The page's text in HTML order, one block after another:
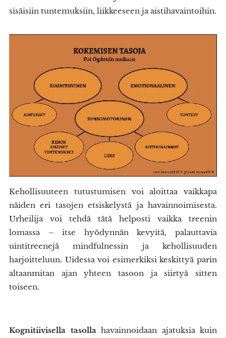
sisäisiin tuntemuksiin, liikkeeseen ja aistihavaintoihin.
Kehollisuuteen tutustumisen voi aloittaa vaikkapa
näiden eri tasojen etsiskelystä ja havainnoimisesta.
Urheilija voi tehdä tätä helposti vaikka treenin
lomassa – itse hyödynnän kevyitä, palauttavia
uintitreenejä mindfulnessin ja kehollisuuden
harjoitteluun. Uidessa voi esimerkiksi keskittyä parin
altaanmitan ajan yhteen tasoon ja siirtyä sitten
toiseen.
Kognitiivisella tasolla havainnoidaan ajatuksia kuin